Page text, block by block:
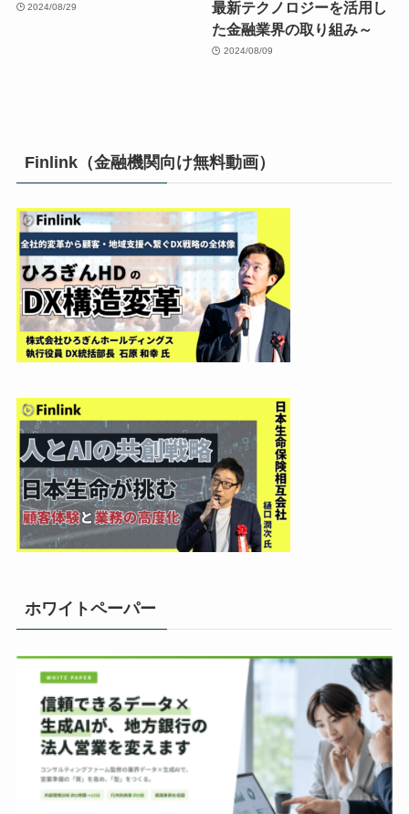
2024/08/29
最新テクノロジーを活用し
た金融業界の取り組み～
2024/08/09
Finlink（金融機関向け無料動画）
ホワイトペーパー